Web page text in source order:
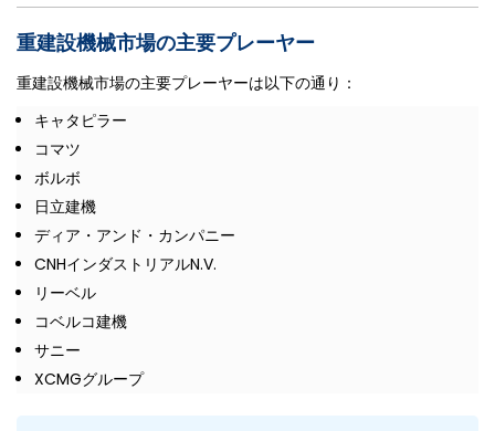
重建設機械市場の主要プレーヤー
重建設機械市場の主要プレーヤーは以下の通り：
キャタピラー
コマツ
ボルボ
日立建機
ディア・アンド・カンパニー
CNHインダストリアルN.V.
リーベル
コベルコ建機
サニー
XCMGグループ